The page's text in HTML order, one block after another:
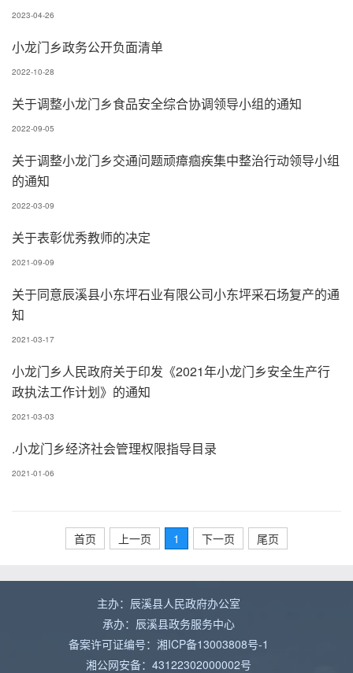
2023-04-26
小龙门乡政务公开负面清单
2022-10-28
关于调整小龙门乡食品安全综合协调领导小组的通知
2022-09-05
关于调整小龙门乡交通问题顽瘴痼疾集中整治行动领导小组
的通知
2022-03-09
关于表彰优秀教师的决定
2021-09-09
关于同意辰溪县小东坪石业有限公司小东坪采石场复产的通
知
2021-03-17
小龙门乡人民政府关于印发《2021年小龙门乡安全生产行
政执法工作计划》的通知
2021-03-03
.小龙门乡经济社会管理权限指导目录
2021-01-06
首页 上一页 1 下一页 尾页
主办：辰溪县人民政府办公室
承办：辰溪县政务服务中心
备案许可证编号：湘ICP备13003808号-1
湘公网安备：43122302000002号